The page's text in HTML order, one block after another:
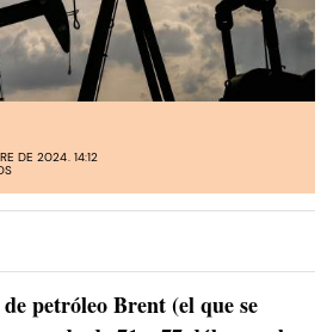
DE 2024. 14:12
petróleo Brent (el que se